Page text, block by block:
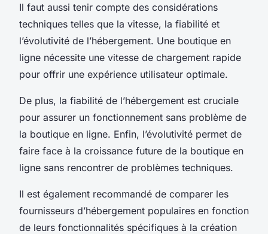
Il faut aussi tenir compte des considérations
techniques telles que la vitesse, la fiabilité et
l’évolutivité de l’hébergement. Une boutique en
ligne nécessite une vitesse de chargement rapide
pour offrir une expérience utilisateur optimale.
De plus, la fiabilité de l’hébergement est cruciale
pour assurer un fonctionnement sans problème de
la boutique en ligne. Enfin, l’évolutivité permet de
faire face à la croissance future de la boutique en
ligne sans rencontrer de problèmes techniques.
Il est également recommandé de comparer les
fournisseurs d’hébergement populaires en fonction
de leurs fonctionnalités spécifiques à la création